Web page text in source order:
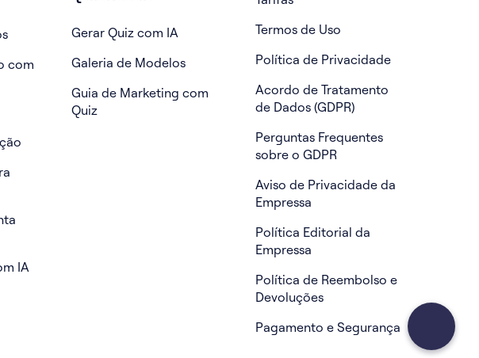
com
IA
Gerar Quiz com IA
Galeria de Modelos
Guia de Marketing com
Quiz
Termos de Uso
Política de Privacidade
Acordo de Tratamento
de Dados (GDPR)
Perguntas Frequentes
sobre o GDPR
Aviso de Privacidade da
Empressa
Política Editorial da
Empressa
Política de Reembolso e
Devoluções
Pagamento e Segurança